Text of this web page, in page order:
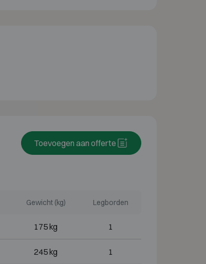
Toevoegen aan offerte
Gewicht (kg) Legborden
175 kg 1
245 kg 1